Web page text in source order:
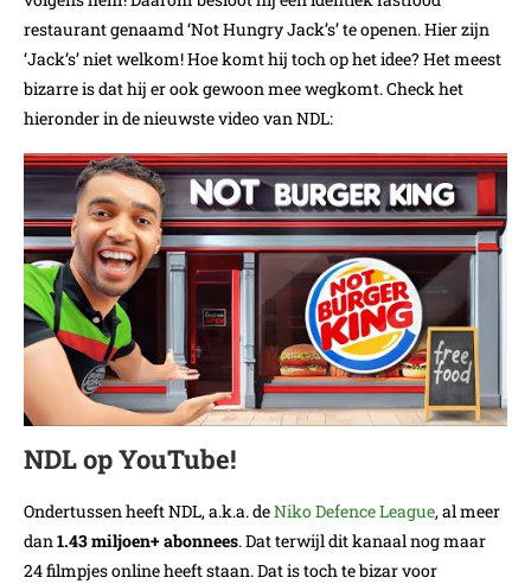
restaurant genaamd ‘Not Hungry Jack’s’ te openen. Hier zijn
‘Jack’s’ niet welkom! Hoe komt hij toch op het idee? Het meest
bizarre is dat hij er ook gewoon mee wegkomt. Check het
hieronder in de nieuwste video van NDL:
NDL op YouTube!
Ondertussen heeft NDL, a.k.a. deNiko Defence League, al meer
dan1.43 miljoen+ abonnees. Dat terwijl dit kanaal nog maar
24 filmpjes online heeft staan. Dat is toch te bizar voor